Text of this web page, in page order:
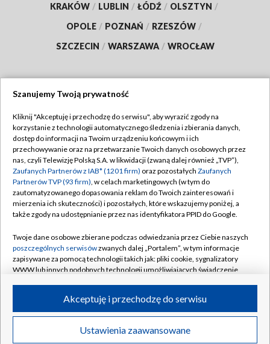
KRAKÓW / LUBLIN / ŁÓDŹ / OLSZTYN /
OPOLE / POZNAŃ / RZESZÓW /
SZCZECIN / WARSZAWA / WROCŁAW
TVP
Abonament TVP
Emisja w TVP
Centrum informacji TVP
Naziemna Telewizja Cyfrowa
Rada Programowa
System NOS
Informacje o nadawcy
Program dla prasy
Regulamin TVP
Polityka prywatności
Moje zgody
Pomoc
Kontakt
Kanały
©2026 Telewizja Polska S.A. w likwidacji
Szanujemy Twoją prywatność
Kliknij "Akceptuję i przechodzę do serwisu", aby wyrazić zgody na
korzystanie z technologii automatycznego śledzenia i zbierania danych,
dostęp do informacji na Twoim urządzeniu końcowym i ich
przechowywanie oraz na przetwarzanie Twoich danych osobowych przez
nas, czyli Telewizję Polską S.A. w likwidacji (zwaną dalej również „TVP”),
Zaufanych Partnerów z IAB* (1201 firm) oraz pozostałych Zaufanych
Partnerów TVP (93 firm), w celach marketingowych (w tym do
zautomatyzowanego dopasowania reklam do Twoich zainteresowań i
mierzenia ich skuteczności) i pozostałych, które wskazujemy poniżej, a
także zgody na udostępnianie przez nas identyfikatora PPID do Google.
Twoje dane osobowe zbierane podczas odwiedzania przez Ciebie naszych
poszczególnych serwisówzwanych dalej „Portalem”, w tym informacje
zapisywane za pomocą technologii takich jak: pliki cookie, sygnalizatory
WWW lub innych podobnych technologii umożliwiających świadczenie
ruchu w Internecie.
Twoje dane osobowe zbierane podczas odwiedzania przez Ciebie
poszczególnych serwisówna Portalu, takie jak adresy IP, identyfikatory
Ustawienia zaawansowane
Akceptuję i przechodzę do serwisu